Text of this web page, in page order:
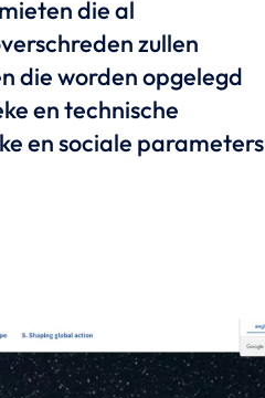
die al
zullen
die worden opgelegd
en technische
en sociale parameters